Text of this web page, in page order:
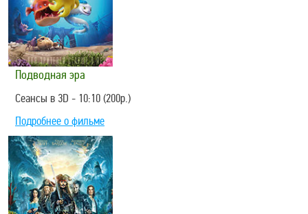
Подводная эра
Сеансы в 3D - 10:10 (200р.)
Подробнее о фильме